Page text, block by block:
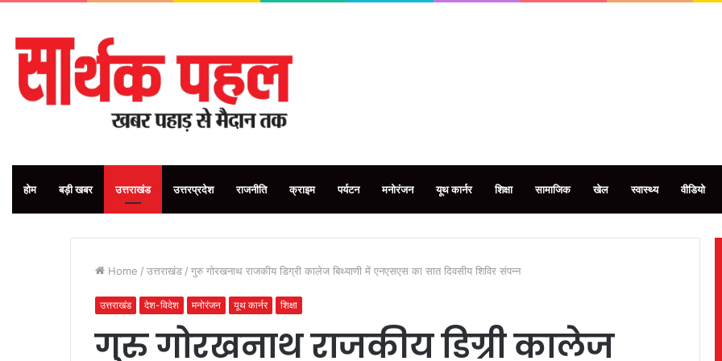
होम बड़ी खबर उत्तराखंड उत्तरप्रदेश राजनीति क्राइम पर्यटन मनोरंजन यूथ कार्नर शिक्षा सामाजिक खेल स्वास्थ्य वीडियो
Home / उत्तराखंड / गुरु गोरखनाथ राजकीय डिग्री कालेज बिथ्याणी में एनएसएस का सात दिवसीय शिविर संपन्न
उत्तराखंड देश-विदेश मनोरंजन यूथ कार्नर शिक्षा
गुरु गोरखनाथ राजकीय डिग्री कालेज